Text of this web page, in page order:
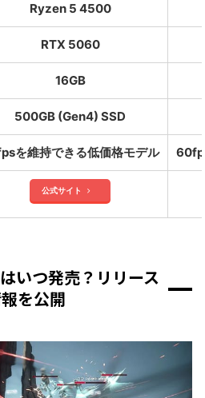
Ryzen 5 4500
RTX 5060
16GB
500GB (Gen4) SSD
を維持できる低価格モデル
公式サイト
いつ発売？リリース
を公開